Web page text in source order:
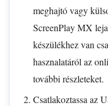
meghajtó vagy
ScreenPlay MX
készülékhez van
hasznalatáról az
további részleteket.
Csatlakoztassa az